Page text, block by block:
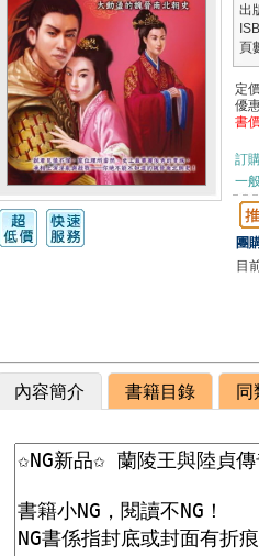
出
頁
定
優
書
訂
一
團
目
內容簡介 書籍目錄 同